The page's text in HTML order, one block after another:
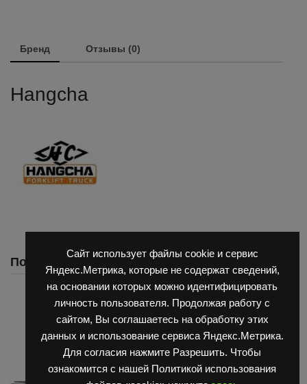
Сайт использует файлы cookie и сервис
Яндекс.Метрика, которые не содержат сведений,
на основании которых можно идентифицировать
личность пользователя. Продолжая работу с
сайтом, Вы соглашаетесь на обработку этих
данных и использование сервиса Яндекс.Метрика.
Для согласия нажмите Разрешить. Чтобы
ознакомится с нашей Политикой использования
Бренд Отзывы (0)
Hangcha
Похожие